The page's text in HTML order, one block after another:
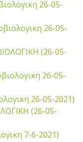
26-05-
26-05-
(26-05-
26-05-
26-05-2021)
(26-05-
7-6-2021)